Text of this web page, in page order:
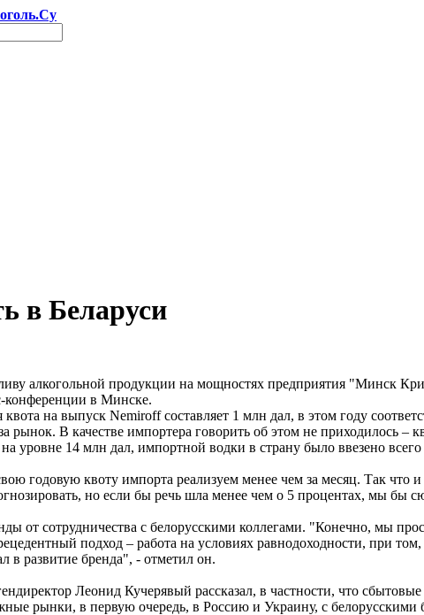
в Беларуси
алкогольной продукции на мощностях предприятия "Минск
конференции в Минске.
на выпуск Nemiroff составляет 1 млн дал, в этом году
рынок. В качестве импортера говорить об этом не приходилось
уровне 14 млн дал, импортной водки в страну было ввезено
годовую квоту импорта реализуем менее чем за месяц. Так что
но если бы речь шла менее чем о 5 процентах, мы бы
от сотрудничества с белорусскими коллегами. "Конечно, мы
подход – работа на условиях равнодоходности, при
в развитие бренда", - отметил он.
Леонид Кучерявый рассказал, в частности, что
рынки, в первую очередь, в Россию и Украину, с белорусскими